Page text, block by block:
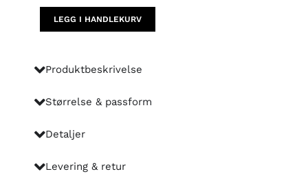
LEGG I HANDLEKURV
Produktbeskrivelse
Størrelse & passform
Detaljer
Levering & retur